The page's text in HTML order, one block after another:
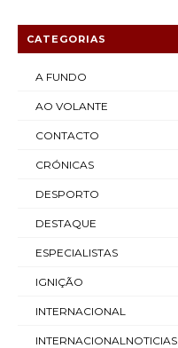
CATEGORIAS
A FUNDO
AO VOLANTE
CONTACTO
CRÓNICAS
DESPORTO
DESTAQUE
ESPECIALISTAS
IGNIÇÃO
INTERNACIONAL
INTERNACIONALNOTICIAS